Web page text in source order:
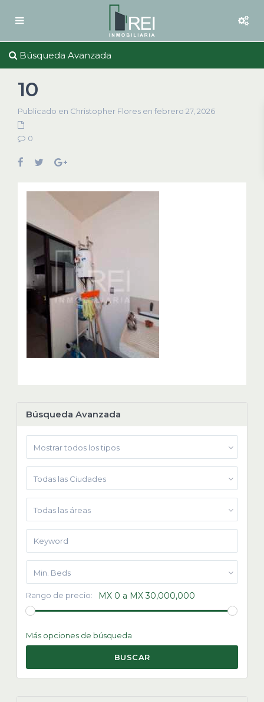
Búsqueda Avanzada
10
Publicado en Christopher Flores en febrero 27, 2026
0
Búsqueda Avanzada
Mostrar todos los tipos
Todas las Ciudades
Todas las áreas
Min. Beds
Rango de precio: MX 0 a MX 30,000,000
Más opciones de búsqueda
BUSCAR